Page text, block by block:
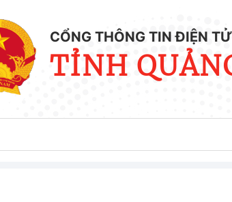
CỔNG THÔNG TIN ĐIỆN TỬ
TỈNH